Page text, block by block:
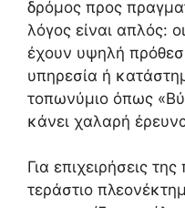
δρόμος προς
λόγος είναι απλός:
έχουν υψηλή
υπηρεσία ή
τοπωνύμιο όπως
κάνει χαλαρή
Για επιχειρήσεις
τεράστιο